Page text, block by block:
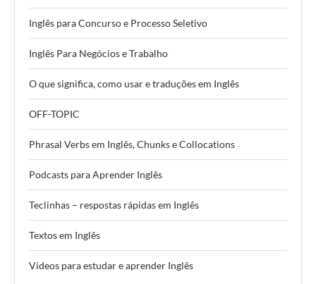
Inglês para Concurso e Processo Seletivo
Inglês Para Negócios e Trabalho
O que significa, como usar e traduções em Inglês
OFF-TOPIC
Phrasal Verbs em Inglês, Chunks e Collocations
Podcasts para Aprender Inglês
Teclinhas – respostas rápidas em Inglês
Textos em Inglês
Vídeos para estudar e aprender Inglês